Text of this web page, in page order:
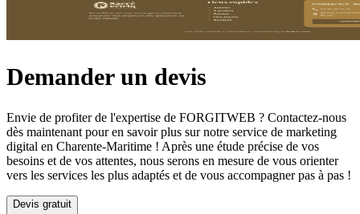
Demander un devis
Envie de profiter de l'expertise de FORGITWEB ? Contactez-nous
dès maintenant pour en savoir plus sur notre service de marketing
digital en Charente-Maritime ! Après une étude précise de vos
besoins et de vos attentes, nous serons en mesure de vous orienter
vers les services les plus adaptés et de vous accompagner pas à pas !
Devis gratuit